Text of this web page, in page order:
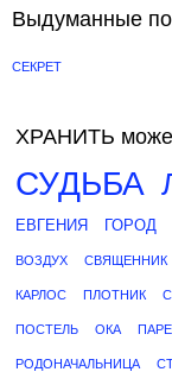
Выдуманные
СЕКРЕТ
ХРАНИТЬ
СУДЬБА
ЕВГЕНИЯ ГОРОД
ВОЗДУХ СВЯЩЕННИК
КАРЛОС ПЛОТНИК
ПОСТЕЛЬ ОКА
РОДОНАЧАЛЬНИЦА